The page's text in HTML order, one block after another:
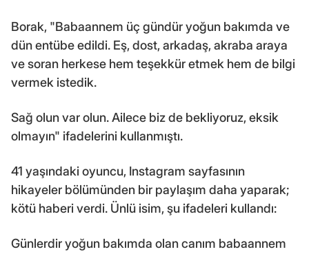
Borak, "Babaannem üç gündür yoğun bakımda ve
dün entübe edildi. Eş, dost, arkadaş, akraba araya
ve soran herkese hem teşekkür etmek hem de bilgi
vermek istedik.
Sağ olun var olun. Ailece biz de bekliyoruz, eksik
olmayın" ifadelerini kullanmıştı.
41 yaşındaki oyuncu, Instagram sayfasının
hikayeler bölümünden bir paylaşım daha yaparak;
kötü haberi verdi. Ünlü isim, şu ifadeleri kullandı:
Günlerdir yoğun bakımda olan canım babaannem